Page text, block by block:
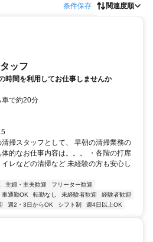
条件保存 関連度順
ッフ
間を利用してお仕事しませんか
車で約20分
掃スタッフとして、 早朝の清掃業務の
的なお仕事内容は。。。 ・各階の打席
レなどの清掃など 未経験の方も安心し
主婦・主夫歓迎
フリーター歓迎
車通勤OK 転勤なし 未経験者歓迎
経験者歓迎
週2・3日からOK シフト制 週4日以上OK